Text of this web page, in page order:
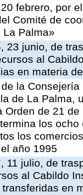
febrero, por
Comité de
La Palma»
23 junio, de
al
en materia
la
de La Palma,
Orden de 21
los
los
año 1995
11 julio, de
al Cabildo
en